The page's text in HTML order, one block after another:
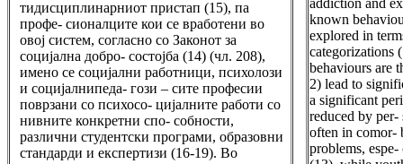
тидисциплинарниот пристап (15), па
профе- сионалците кои се вработени во
овој систем, согласно со Законот за
социјална добро- состојба (14) (чл. 208),
имено се социјални работници, психолози
и социјалнипеда- гози – сите професии
поврзани со психосо- цијалните работи со
нивните конкретни спо- собности,
различни студентски програми, образовни
стандарди и експертизи (16-19). Во
addiction and
known
explored in
categorizations
behaviours are
2) lead to
a significant
reduced by per-
often in comor-
problems,